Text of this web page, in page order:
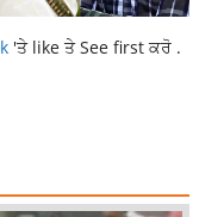
'ਤੇ like ਤੇ See first ਕਰੋ .